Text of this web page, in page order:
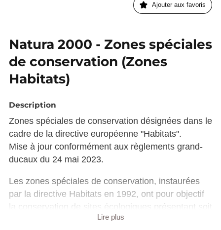
Ajouter aux favoris
Natura 2000 - Zones spéciales
de conservation (Zones
Habitats)
Description
Zones spéciales de conservation désignées dans le
cadre de la directive européenne "Habitats".
Mise à jour conformément aux règlements grand-
ducaux du 24 mai 2023.
Les zones spéciales de conservation, instaurées
par la directive Habitats en 1992, ont pour objectif
la conservation de sites écologiques présentant soit
Lire plus